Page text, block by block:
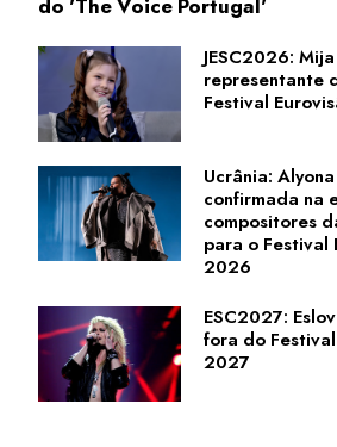
JESC2026:
representante
Festival
Ucrânia:
confirmada na
compositores
para o Festival
2026
ESC2027:
fora do
2027